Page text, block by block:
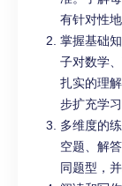
有针对性地
掌握基础
子对数学
扎实的理
步扩充学习
多维度的
空题、解
同题型，